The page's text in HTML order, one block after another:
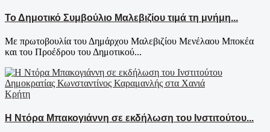
Το Δημοτικό Συμβούλιο Μαλεβιζίου τιμά τη μνήμη...
Με πρωτοβουλία του Δημάρχου Μαλεβιζίου Μενέλαου Μποκέα
και του Προέδρου του Δημοτικού...
Κρήτη
Η Ντόρα Μπακογιάννη σε εκδήλωση του Ινστιτούτου...